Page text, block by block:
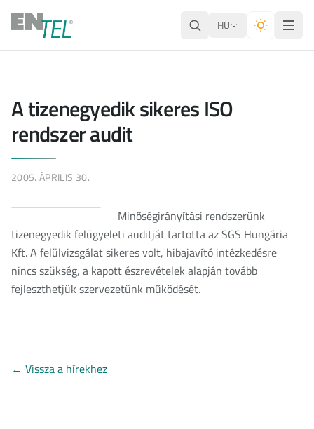
HU
A tizenegyedik sikeres ISO
rendszer audit
2005. ÁPRILIS 30.
Minőségirányítási rendszerünk
tizenegyedik felügyeleti auditját tartotta az SGS Hungária
Kft. A felülvizsgálat sikeres volt, hibajavító intézkedésre
nincs szükség, a kapott észrevételek alapján tovább
fejleszthetjük szervezetünk működését.
← Vissza a hírekhez